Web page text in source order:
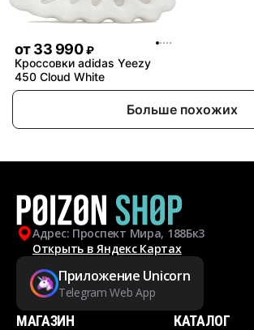
от33 990 ₽
Кроссовки adidas Yeezy
450 Cloud White
Больше похожих
Адрес: Проспект Мира, 188Бк3
Открыть в Яндекс Картах
Приложение Unicorn
Telegram Web App
МАГАЗИН КАТАЛОГ